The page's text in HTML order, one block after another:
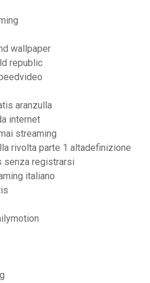
wallpaper
republic
aranzulla
internet
streaming
rivolta parte 1 altadefinizione
senza registrarsi
italiano